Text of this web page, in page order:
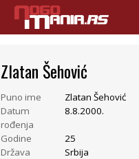
Zlatan Šehović
Puno ime
Zlatan Šehović
Datum
rođenja
8.8.2000.
Godine
25
Država
Srbija